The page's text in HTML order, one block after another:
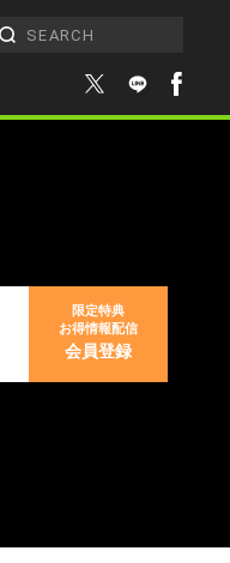
限定特典
お得情報配信
会員登録